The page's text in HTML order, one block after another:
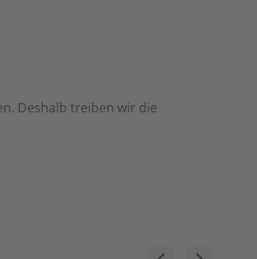
Deshalb treiben wir die